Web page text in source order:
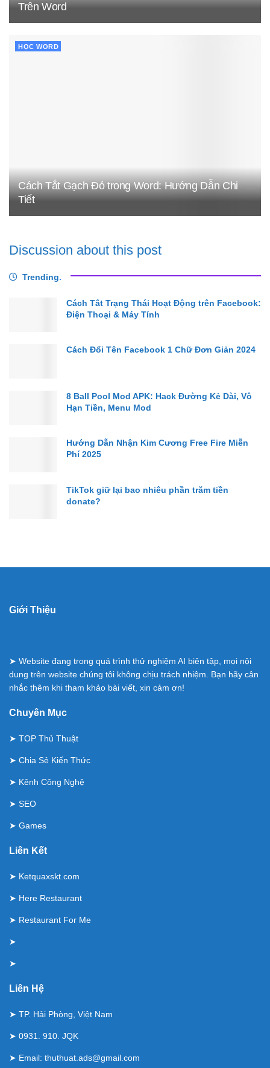
Trên Word
HỌC WORD
Cách Tắt Gạch Đỏ trong Word: Hướng Dẫn Chi
Tiết
Discussion about this post
Trending.
Cách Tắt Trạng Thái Hoạt Động trên Facebook:
Điện Thoại & Máy Tính
Cách Đổi Tên Facebook 1 Chữ Đơn Giản 2024
8 Ball Pool Mod APK: Hack Đường Kẻ Dài, Vô
Hạn Tiền, Menu Mod
Hướng Dẫn Nhận Kim Cương Free Fire Miễn
Phí 2025
TikTok giữ lại bao nhiêu phần trăm tiền
donate?
Giới Thiệu
➤ Website đang trong quá trình thử nghiệm AI biên tập, mọi nội
dung trên website chúng tôi không chịu trách nhiệm. Bạn hãy cân
nhắc thêm khi tham khảo bài viết, xin cảm ơn!
Chuyên Mục
➤ TOP Thủ Thuật
➤ Chia Sẻ Kiến Thức
➤ Kênh Công Nghệ
➤ SEO
➤ Games
Liên Kết
➤ Ketquaxskt.com
➤ Here Restaurant
➤ Restaurant For Me
➤
➤
Liên Hệ
➤ TP. Hải Phòng, Việt Nam
➤ 0931. 910. JQK
➤ Email: thuthuat.ads@gmail.com